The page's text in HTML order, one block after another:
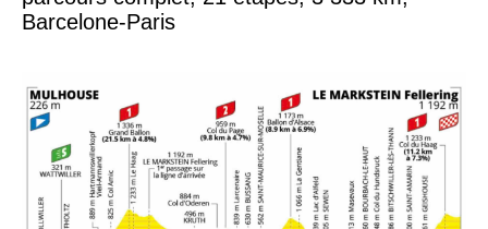
Barcelone-Paris